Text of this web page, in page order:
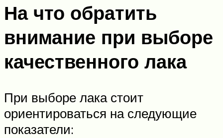
На что обратить
внимание при выборе
качественного лака
При выборе лака стоит
ориентироваться на следующие
показатели: